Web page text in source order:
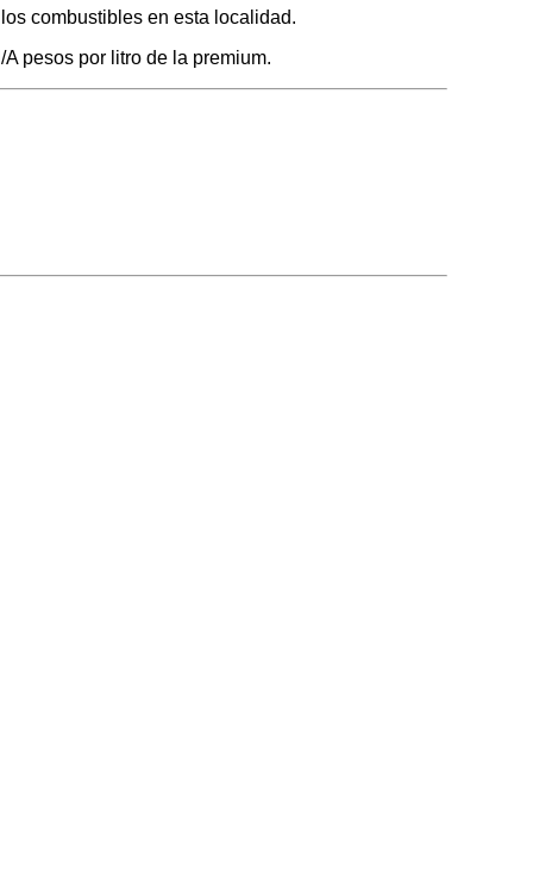
combustibles en esta localidad.
pesos por litro de la premium.